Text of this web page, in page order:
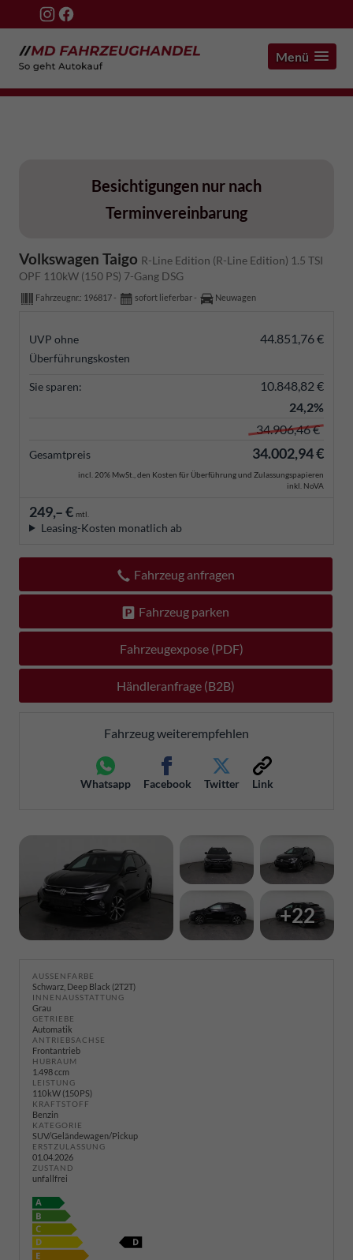
Menü
Volkswagen Taigo R-Line Edition (R-Line Edition) 1.5 TSI
OPF 110kW (150 PS) 7-Gang DSG
Fahrzeugnr.: 196817 sofort lieferbar Neuwagen
UVP ohne
Überführungskosten
44.851,76 €
Sie sparen:
10.848,82 €
24,2%
34.906,46 €
Gesamtpreis 34.002,94 €
incl. 20% MwSt., den Kosten für Überführung und Zulassungspapieren
inkl. NoVA
249,– € mtl.
Leasing-Kosten monatlich ab
Fahrzeug anfragen
Fahrzeug parken
Fahrzeugexpose (PDF)
Händleranfrage (B2B)
Fahrzeug weiterempfehlen
Whatsapp Facebook Twitter Link
+22
AUSSENFARBE
Schwarz, Deep Black (2T2T)
INNENAUSSTATTUNG
Grau
GETRIEBE
Automatik
ANTRIEBSACHSE
Frontantrieb
HUBRAUM
1.498 ccm
LEISTUNG
110 kW (150 PS)
KRAFTSTOFF
Benzin
KATEGORIE
SUV/Geländewagen/Pickup
ERSTZULASSUNG
01.04.2026
ZUSTAND
unfallfrei